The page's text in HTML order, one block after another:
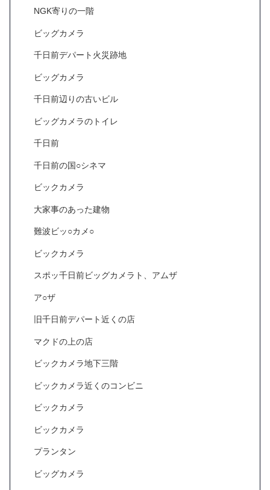
NGK寄りの一階
ビッグカメラ
千日前デパート火災跡地
ビッグカメラ
千日前辺りの古いビル
ビッグカメラのトイレ
千日前
千日前の国○シネマ
ビックカメラ
大家事のあった建物
難波ビッ○カメ○
ビックカメラ
スポッ千日前ビッグカメラト、アムザ
ア○ザ
旧千日前デパート近くの店
マクドの上の店
ビックカメラ地下三階
ビックカメラ近くのコンビニ
ビックカメラ
ビックカメラ
プランタン
ビッグカメラ